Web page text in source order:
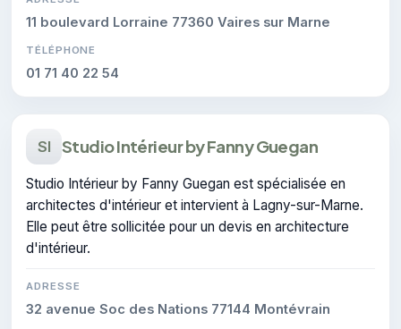
11 boulevard Lorraine 77360 Vaires sur Marne
TÉLÉPHONE
01 71 40 22 54
SI Studio Intérieur by Fanny Guegan
Studio Intérieur by Fanny Guegan est spécialisée en
architectes d'intérieur et intervient à Lagny-sur-Marne.
Elle peut être sollicitée pour un devis en architecture
d'intérieur.
ADRESSE
32 avenue Soc des Nations 77144 Montévrain